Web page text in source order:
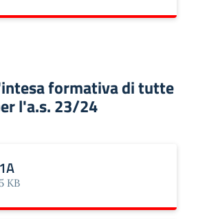
formativa di tutte
l'a.s. 23/24
KB